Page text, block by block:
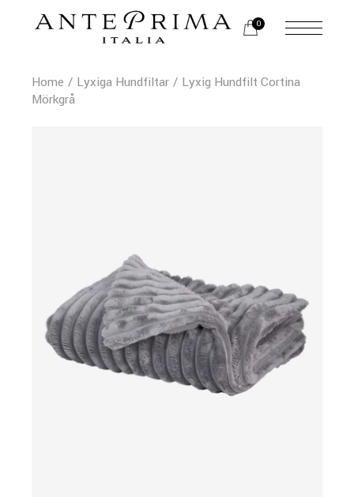
0
Home Lyxiga Hundfiltar
Lyxig Hundfilt Cortina
Mörkgrå